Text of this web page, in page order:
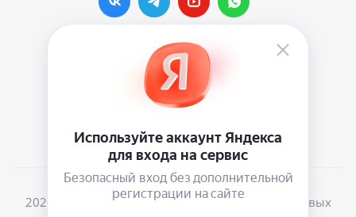
Наши контакты
info@vinylmarkt.ru
2026 © Винилмаркт - интернет-магазин виниловых